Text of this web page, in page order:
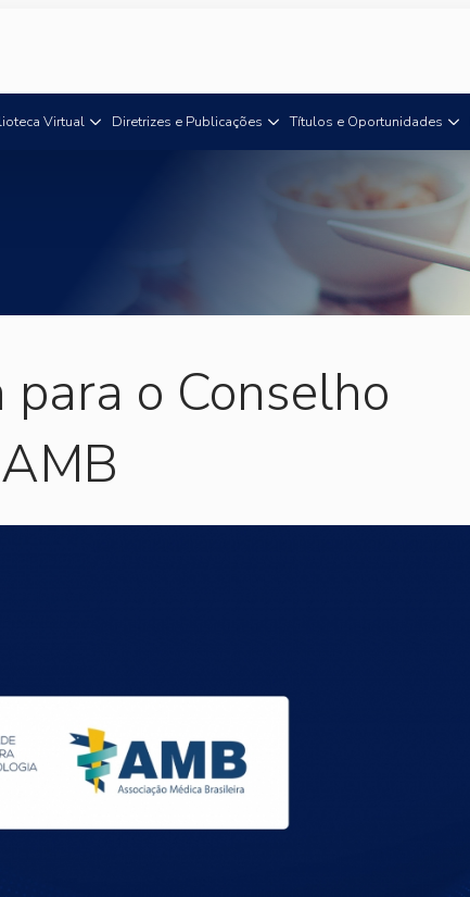
Virtual Diretrizes e Publicações Títulos e Oportunidades
o Conselho